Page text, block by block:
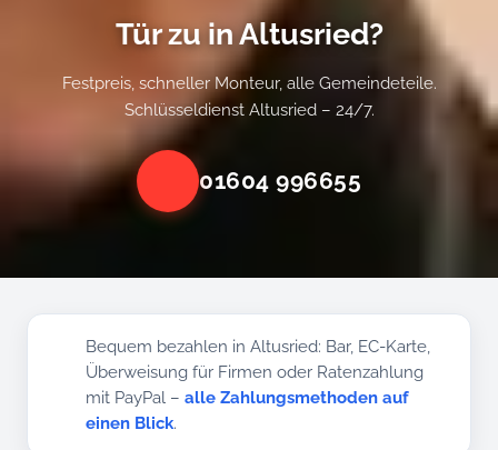
Tür zu in Altusried?
Festpreis, schneller Monteur, alle Gemeindeteile.
Schlüsseldienst Altusried – 24/7.
01604 996655
Bequem bezahlen in Altusried: Bar, EC-Karte,
Überweisung für Firmen oder Ratenzahlung
mit PayPal –alle Zahlungsmethoden auf
einen Blick.